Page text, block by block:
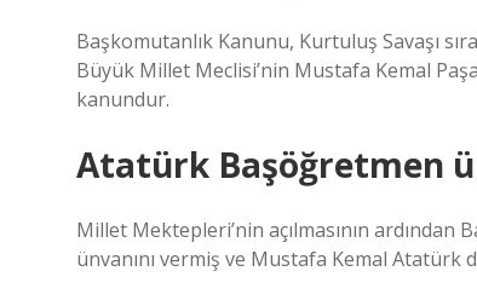
Başkomutanlık Kanunu, Kurtuluş Savaşı
Büyük Millet Meclisi’nin Mustafa Kemal
kanundur.
Atatürk Başöğretmen
Millet Mektepleri’nin açılmasının
ünvanını vermiş ve Mustafa Kemal Atatürk